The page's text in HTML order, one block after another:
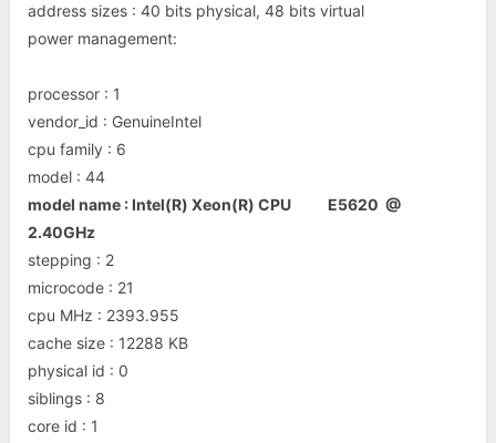
address sizes : 40 bits physical, 48 bits virtual
power management:
processor : 1
vendor_id : GenuineIntel
cpu family : 6
model : 44
model name : Intel(R) Xeon(R) CPU E5620 @
2.40GHz
stepping : 2
microcode : 21
cpu MHz : 2393.955
cache size : 12288 KB
physical id : 0
siblings : 8
core id : 1